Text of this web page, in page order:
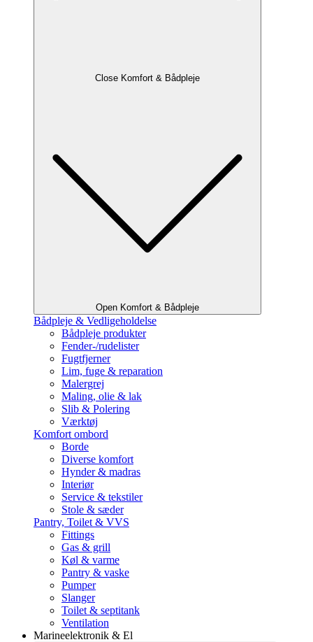
Close Komfort & Bådpleje
Open Komfort & Bådpleje
Bådpleje & Vedligeholdelse
Bådpleje produkter
Fender-/rudelister
Fugtfjerner
Lim, fuge & reparation
Malergrej
Maling, olie & lak
Slib & Polering
Værktøj
Komfort ombord
Borde
Diverse komfort
Hynder & madras
Interiør
Service & tekstiler
Stole & sæder
Pantry, Toilet & VVS
Fittings
Gas & grill
Køl & varme
Pantry & vaske
Pumper
Slanger
Toilet & septitank
Ventilation
Marineelektronik & El